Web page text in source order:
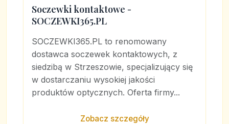
Soczewki kontaktowe -
SOCZEWKI365.PL
SOCZEWKI365.PL to renomowany
dostawca soczewek kontaktowych, z
siedzibą w Strzeszowie, specjalizujący się
w dostarczaniu wysokiej jakości
produktów optycznych. Oferta firmy...
Zobacz szczegóły